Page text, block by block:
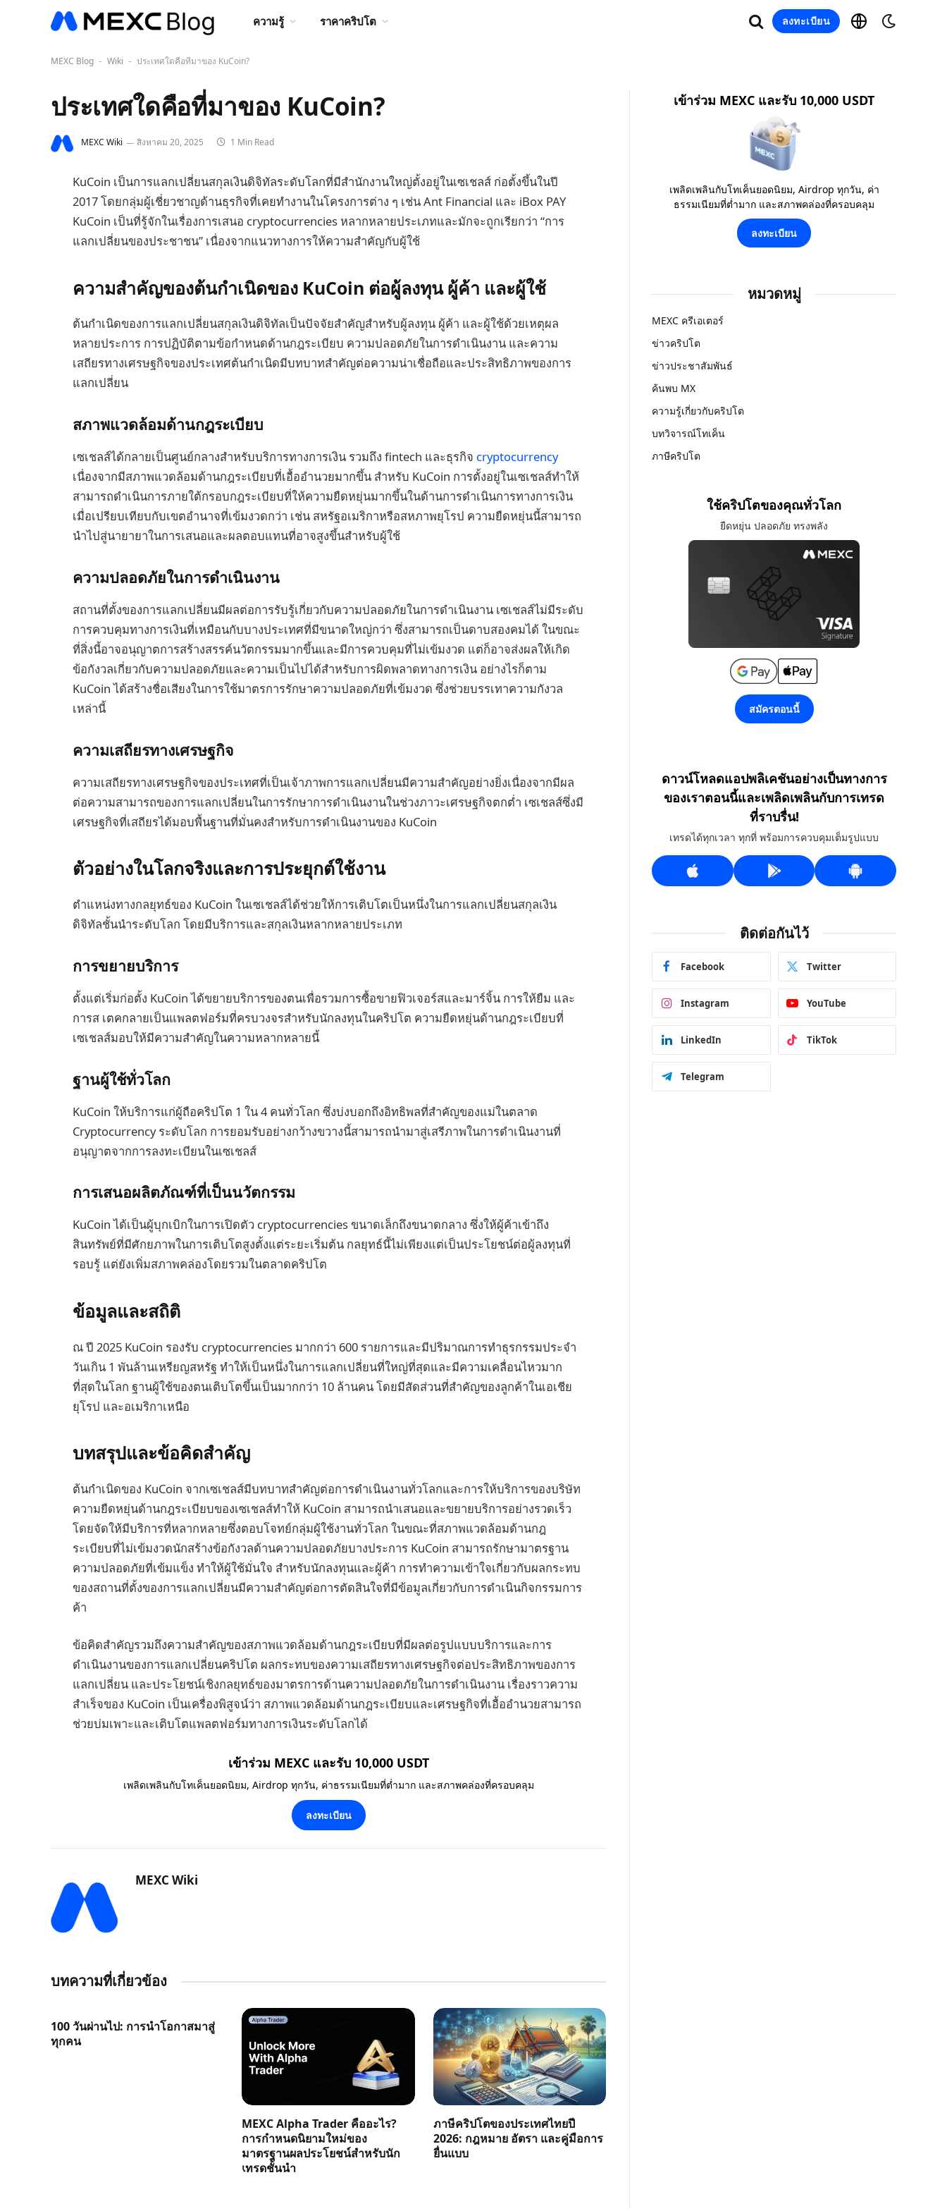
ความรู้ ราคาคริปโต ลงทะเบียน
MEXC Blog - Wiki - ประเทศใดคือที่มาของ KuCoin?
ประเทศใดคือที่มาของ KuCoin?
MEXC Wiki สิงหาคม 20, 2025 1 Min Read
KuCoin เป็นการแลกเปลี่ยนสกุลเงินดิจิทัลระดับโลกที่มีสำนักงานใหญ่ตั้งอยู่ในเซเชลส์ ก่อตั้งขึ้นในปี
2017 โดยกลุ่มผู้เชี่ยวชาญด้านธุรกิจที่เคยทำงานในโครงการต่าง ๆ เช่น Ant Financial และ iBox PAY
KuCoin เป็นที่รู้จักในเรื่องการเสนอ cryptocurrencies หลากหลายประเภทและมักจะถูกเรียกว่า “การ
แลกเปลี่ยนของประชาชน” เนื่องจากแนวทางการให้ความสำคัญกับผู้ใช้
ความสำคัญของต้นกำเนิดของ KuCoin ต่อผู้ลงทุน ผู้ค้า และผู้ใช้
ต้นกำเนิดของการแลกเปลี่ยนสกุลเงินดิจิทัลเป็นปัจจัยสำคัญสำหรับผู้ลงทุน ผู้ค้า และผู้ใช้ด้วยเหตุผล
หลายประการ การปฏิบัติตามข้อกำหนดด้านกฎระเบียบ ความปลอดภัยในการดำเนินงาน และความ
เสถียรทางเศรษฐกิจของประเทศต้นกำเนิดมีบทบาทสำคัญต่อความน่าเชื่อถือและประสิทธิภาพของการ
แลกเปลี่ยน
สภาพแวดล้อมด้านกฎระเบียบ
เซเชลส์ได้กลายเป็นศูนย์กลางสำหรับบริการทางการเงิน รวมถึง fintech และธุรกิจ cryptocurrency
เนื่องจากมีสภาพแวดล้อมด้านกฎระเบียบที่เอื้ออำนวยมากขึ้น สำหรับ KuCoin การตั้งอยู่ในเซเชลส์ทำให้
สามารถดำเนินการภายใต้กรอบกฎระเบียบที่ให้ความยืดหยุ่นมากขึ้นในด้านการดำเนินการทางการเงิน
เมื่อเปรียบเทียบกับเขตอำนาจที่เข้มงวดกว่า เช่น สหรัฐอเมริกาหรือสหภาพยุโรป ความยืดหยุ่นนี้สามารถ
นำไปสู่นายายาในการเสนอและผลตอบแทนที่อาจสูงขึ้นสำหรับผู้ใช้
ความปลอดภัยในการดำเนินงาน
สถานที่ตั้งของการแลกเปลี่ยนมีผลต่อการรับรู้เกี่ยวกับความปลอดภัยในการดำเนินงาน เซเชลส์ไม่มีระดับ
การควบคุมทางการเงินที่เหมือนกับบางประเทศที่มีขนาดใหญ่กว่า ซึ่งสามารถเป็นดาบสองคมได้ ในขณะ
ที่สิ่งนี้อาจอนุญาตการสร้างสรรค์นวัตกรรมมากขึ้นและมีการควบคุมที่ไม่เข้มงวด แต่ก็อาจส่งผลให้เกิด
ข้อกังวลเกี่ยวกับความปลอดภัยและความเป็นไปได้สำหรับการผิดพลาดทางการเงิน อย่างไรก็ตาม
KuCoin ได้สร้างชื่อเสียงในการใช้มาตรการรักษาความปลอดภัยที่เข้มงวด ซึ่งช่วยบรรเทาความกังวล
เหล่านี้
ความเสถียรทางเศรษฐกิจ
ความเสถียรทางเศรษฐกิจของประเทศที่เป็นเจ้าภาพการแลกเปลี่ยนมีความสำคัญอย่างยิ่งเนื่องจากมีผล
ต่อความสามารถของการแลกเปลี่ยนในการรักษาการดำเนินงานในช่วงภาวะเศรษฐกิจตกต่ำ เซเชลส์ซึ่งมี
เศรษฐกิจที่เสถียรได้มอบพื้นฐานที่มั่นคงสำหรับการดำเนินงานของ KuCoin
ตัวอย่างในโลกจริงและการประยุกต์ใช้งาน
ตำแหน่งทางกลยุทธ์ของ KuCoin ในเซเชลส์ได้ช่วยให้การเติบโตเป็นหนึ่งในการแลกเปลี่ยนสกุลเงิน
ดิจิทัลชั้นนำระดับโลก โดยมีบริการและสกุลเงินหลากหลายประเภท
การขยายบริการ
ตั้งแต่เริ่มก่อตั้ง KuCoin ได้ขยายบริการของตนเพื่อรวมการซื้อขายฟิวเจอร์สและมาร์จิ้น การให้ยืม และ
การส เตคกลายเป็นแพลตฟอร์มที่ครบวงจรสำหรับนักลงทุนในคริปโต ความยืดหยุ่นด้านกฎระเบียบที่
เซเชลส์มอบให้มีความสำคัญในความหลากหลายนี้
ฐานผู้ใช้ทั่วโลก
KuCoin ให้บริการแก่ผู้ถือคริปโต 1 ใน 4 คนทั่วโลก ซึ่งบ่งบอกถึงอิทธิพลที่สำคัญของแม่ในตลาด
Cryptocurrency ระดับโลก การยอมรับอย่างกว้างขวางนี้สามารถนำมาสู่เสรีภาพในการดำเนินงานที่
อนุญาตจากการลงทะเบียนในเซเชลส์
การเสนอผลิตภัณฑ์ที่เป็นนวัตกรรม
KuCoin ได้เป็นผู้บุกเบิกในการเปิดตัว cryptocurrencies ขนาดเล็กถึงขนาดกลาง ซึ่งให้ผู้ค้าเข้าถึง
สินทรัพย์ที่มีศักยภาพในการเติบโตสูงตั้งแต่ระยะเริ่มต้น กลยุทธ์นี้ไม่เพียงแต่เป็นประโยชน์ต่อผู้ลงทุนที่
รอบรู้ แต่ยังเพิ่มสภาพคล่องโดยรวมในตลาดคริปโต
ข้อมูลและสถิติ
ณ ปี 2025 KuCoin รองรับ cryptocurrencies มากกว่า 600 รายการและมีปริมาณการทำธุรกรรมประจำ
วันเกิน 1 พันล้านเหรียญสหรัฐ ทำให้เป็นหนึ่งในการแลกเปลี่ยนที่ใหญ่ที่สุดและมีความเคลื่อนไหวมาก
ที่สุดในโลก ฐานผู้ใช้ของตนเติบโตขึ้นเป็นมากกว่า 10 ล้านคน โดยมีสัดส่วนที่สำคัญของลูกค้าในเอเชีย
ยุโรป และอเมริกาเหนือ
บทสรุปและข้อคิดสำคัญ
ต้นกำเนิดของ KuCoin จากเซเชลส์มีบทบาทสำคัญต่อการดำเนินงานทั่วโลกและการให้บริการของบริษัท
ความยืดหยุ่นด้านกฎระเบียบของเซเชลส์ทำให้ KuCoin สามารถนำเสนอและขยายบริการอย่างรวดเร็ว
โดยจัดให้มีบริการที่หลากหลายซึ่งตอบโจทย์กลุ่มผู้ใช้งานทั่วโลก ในขณะที่สภาพแวดล้อมด้านกฎ
ระเบียบที่ไม่เข้มงวดนักสร้างข้อกังวลด้านความปลอดภัยบางประการ KuCoin สามารถรักษามาตรฐาน
ความปลอดภัยที่เข้มแข็ง ทำให้ผู้ใช้มั่นใจ สำหรับนักลงทุนและผู้ค้า การทำความเข้าใจเกี่ยวกับผลกระทบ
ของสถานที่ตั้งของการแลกเปลี่ยนมีความสำคัญต่อการตัดสินใจที่มีข้อมูลเกี่ยวกับการดำเนินกิจกรรมการ
ค้า
ข้อคิดสำคัญรวมถึงความสำคัญของสภาพแวดล้อมด้านกฎระเบียบที่มีผลต่อรูปแบบบริการและการ
ดำเนินงานของการแลกเปลี่ยนคริปโต ผลกระทบของความเสถียรทางเศรษฐกิจต่อประสิทธิภาพของการ
แลกเปลี่ยน และประโยชน์เชิงกลยุทธ์ของมาตรการด้านความปลอดภัยในการดำเนินงาน เรื่องราวความ
สำเร็จของ KuCoin เป็นเครื่องพิสูจน์ว่า สภาพแวดล้อมด้านกฎระเบียบและเศรษฐกิจที่เอื้ออำนวยสามารถ
ช่วยบ่มเพาะและเติบโตแพลตฟอร์มทางการเงินระดับโลกได้
เข้าร่วม MEXC และรับ 10,000 USDT
เพลิดเพลินกับโทเค็นยอดนิยม, Airdrop ทุกวัน, ค่าธรรมเนียมที่ต่ำมาก และสภาพคล่องที่ครอบคลุม
ลงทะเบียน
MEXC Wiki
บทความที่เกี่ยวข้อง
100 วันผ่านไป: การนำโอกาสมาสู่
ทุกคน
MEXC Alpha Trader คืออะไร?
การกำหนดนิยามใหม่ของ
มาตรฐานผลประโยชน์สำหรับนัก
เทรดชั้นนำ
ภาษีคริปโตของประเทศไทยปี
2026: กฎหมาย อัตรา และคู่มือการ
ยื่นแบบ
เข้าร่วม MEXC และรับ 10,000 USDT
เพลิดเพลินกับโทเค็นยอดนิยม, Airdrop ทุกวัน, ค่า
ธรรมเนียมที่ต่ำมาก และสภาพคล่องที่ครอบคลุม
ลงทะเบียน
หมวดหมู่
MEXC ครีเอเตอร์
ข่าวคริปโต
ข่าวประชาสัมพันธ์
ค้นพบ MX
ความรู้เกี่ยวกับคริปโต
บทวิจารณ์โทเค็น
ภาษีคริปโต
ใช้คริปโตของคุณทั่วโลก
ยืดหยุ่น ปลอดภัย ทรงพลัง
สมัครตอนนี้
ดาวน์โหลดแอปพลิเคชันอย่างเป็นทางการ
ของเราตอนนี้และเพลิดเพลินกับการเทรด
ที่ราบรื่น!
เทรดได้ทุกเวลา ทุกที่ พร้อมการควบคุมเต็มรูปแบบ
ติดต่อกันไว้
Facebook Twitter
Instagram YouTube
LinkedIn TikTok
Telegram